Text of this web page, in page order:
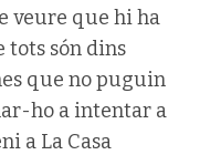
veure que hi ha
tots són dins
que no puguin
ho a intentar a
a La Casa